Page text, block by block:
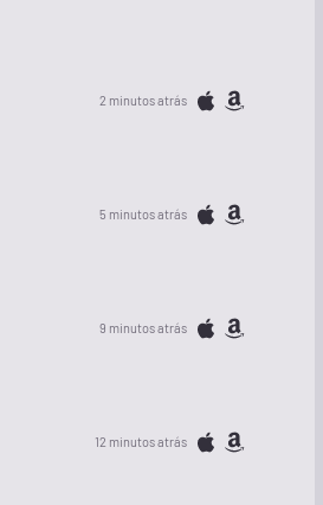
2 minutos atrás
5 minutos atrás
9 minutos atrás
12 minutos atrás